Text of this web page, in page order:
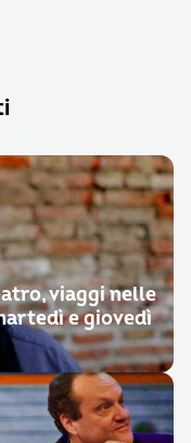
viaggi nelle
e giovedì